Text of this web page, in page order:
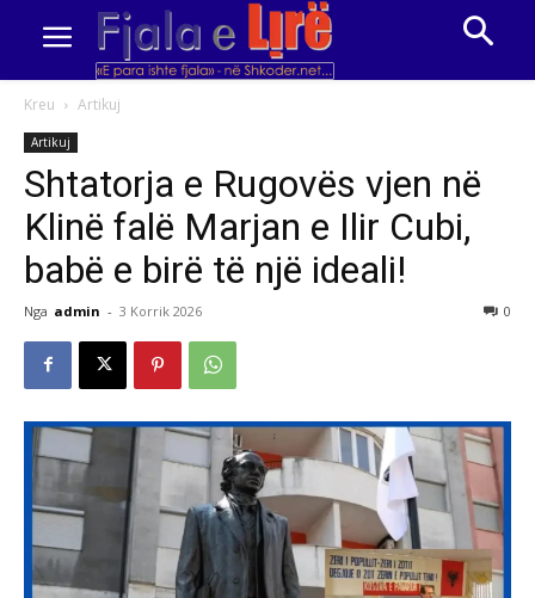
Kreu Artikuj
Artikuj
Shtatorja e Rugovës vjen në
Klinë falë Marjan e Ilir Cubi,
babë e birë të një ideali!
Nga admin - 3 Korrik 2026 0